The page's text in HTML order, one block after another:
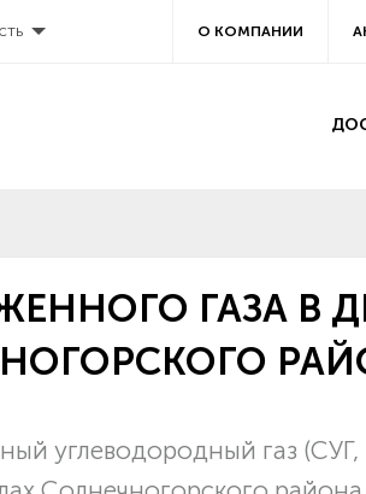
О КОМПАНИИ
ГАЗА В
углеводородный газ